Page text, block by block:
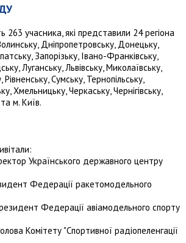
263 учасника, які представили 24 регіона
Дніпропетровську, Донецьку,
Запорізьку, Івано-Франківську,
Луганську, Львівську, Миколаївську,
Сумську, Тернопільську,
Хмельницьку, Черкаську, Чернігівську,
м. Київ.
Українського державного центру
Федерації ракетомодельного
Федерації авіамодельного спорту
Комітету "Спортивної радіопеленгації